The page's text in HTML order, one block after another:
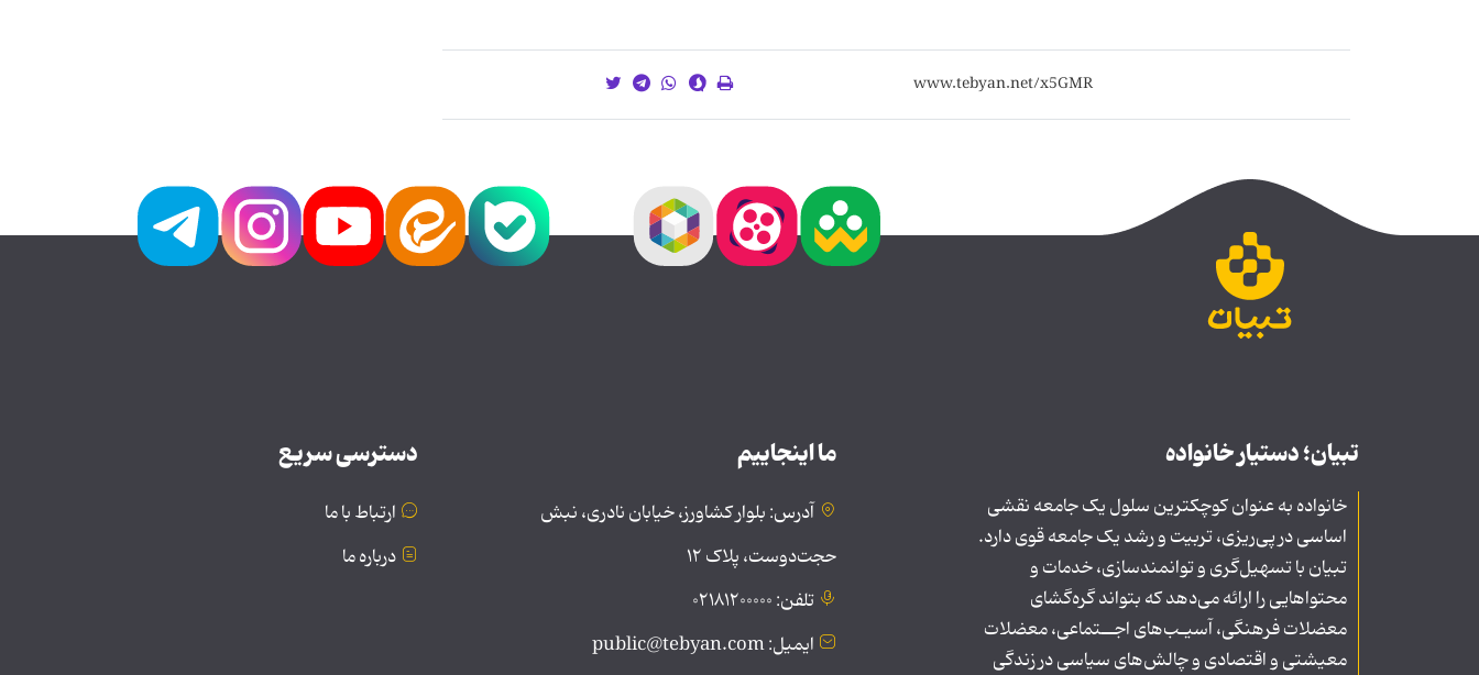
تبیان؛ دستیار خانواده
خانواده به عنوان کوچکترین سلول یک جامعه نقشی
اساسی در پی‌ریزی، تربیت و رشد یک جامعه قوی دارد.
تبیان با تسهیل‌گری و توانمندسازی، خدمات و
محتواهایی را ارائه می‌دهد که بتواند گره‌گشای
معضلات فرهنگی، آسیـب‌های اجــتماعی، معضلات
معیشتی و اقتصادی و چالش‌های سیاسی در زندگی
ما اینجاییم
آدرس: بلوار کشاورز، خیابان نادری، نبش
حجت‌دوست، پلاک ۱۲
تلفن: ۰۲۱۸۱۲۰۰۰۰۰
ایمیل: public@tebyan.com
دسترسی سریع
ارتباط با ما
درباره ما